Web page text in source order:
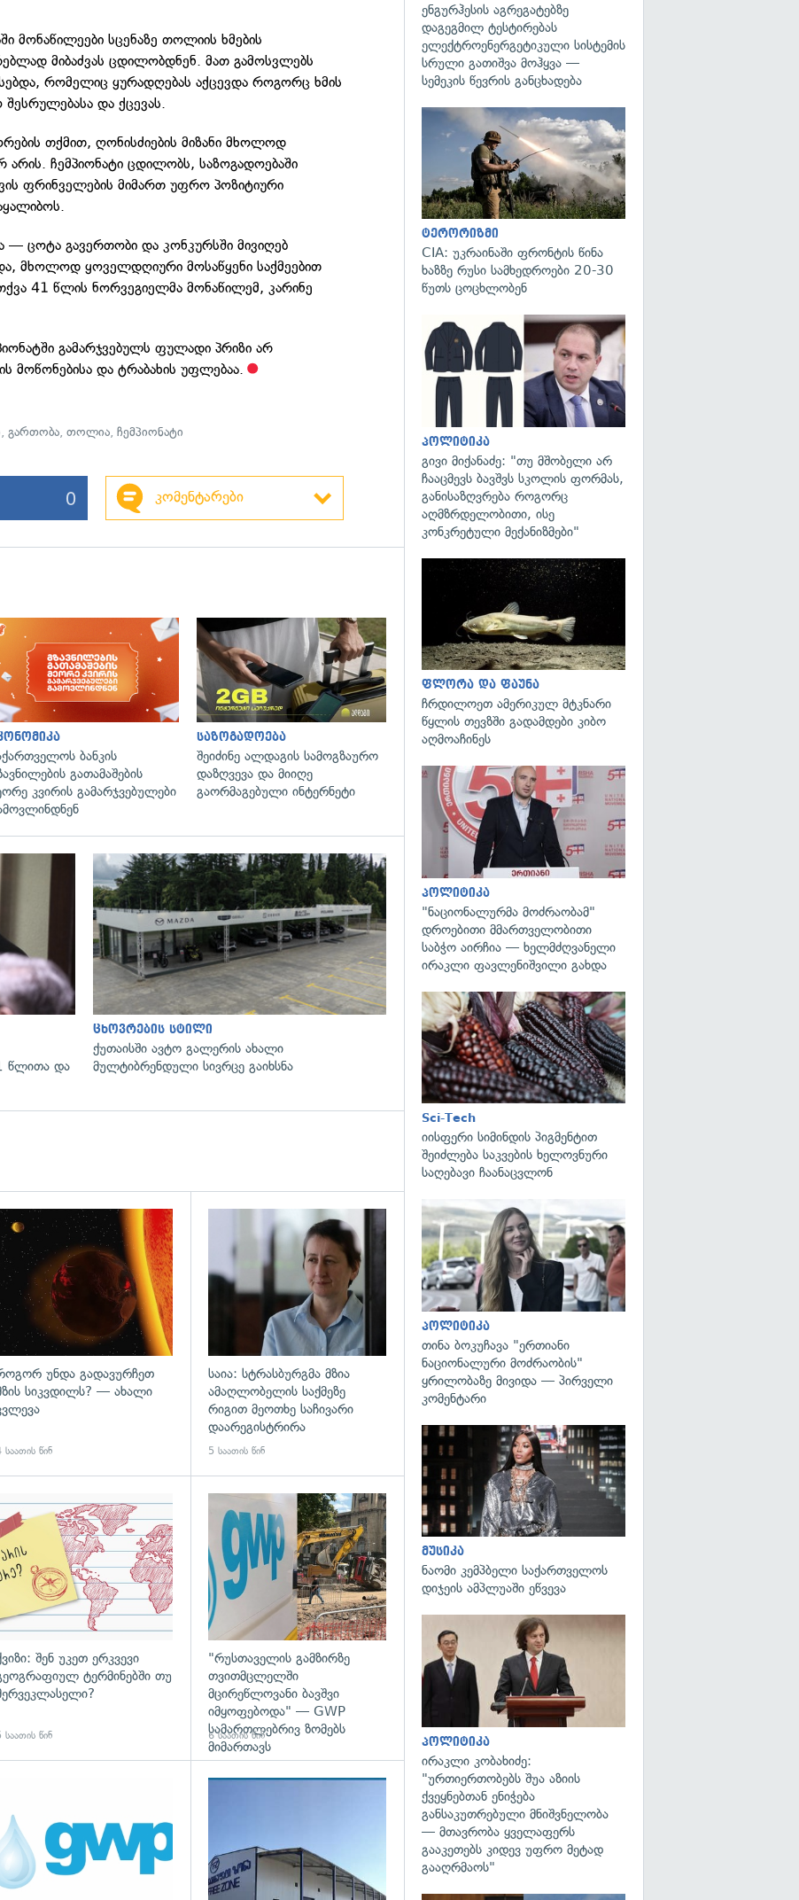
მონაწილეები სცენაზე თოლიის ხმების
მიბაძვას ცდილობდნენ. მათ გამოსვლებს
რომელიც ყურადღებას აქცევდა როგორც ხმის
შესრულებასა და ქცევას.
თქმით, ღონისძიების მიზანი მხოლოდ
ჩემპიონატი ცდილობს, საზოგადოებაში
ფრინველების მიმართ უფრო პოზიტიური
— ცოტა გავერთობი და კონკურსში მივიღებ
მხოლოდ ყოველდღიური მოსაწყენი საქმეებით
41 წლის ნორვეგიელმა მონაწილემ, კარინე
გამარჯვებულს ფულადი პრიზი არ
მოწონებისა და ტრაბახის უფლებაა.
,გართობა,თოლია,ჩემპიონატი
0 კომენტარები
ბანკის
გათამაშების
კვირის გამარჯვებულები
საზოგადოება
შეიძინე ალდაგის სამოგზაურო
დაზღვევა და მიიღე
გაორმაგებული ინტერნეტი
გადახედვა
წლითა და
ცხოვრების სტილი
ქუთაისში ავტო გალერის ახალი
მულტიბრენდული სივრცე გაიხსნა
უნდა გადავურჩეთ
სიკვდილს? — ახალი
საათის წინ
გადახედვა
საია: სტრასბურგმა მზია
ამაღლობელის საქმეზე
რიგით მეოთხე საჩივარი
დაარეგისტრირა
5 საათის წინ
შენ უკეთ ერკვევი
ტერმინებში თუ
საათის წინ
გადახედვა
"რუსთაველის გამზირზე
თვითმცლელში
მცირეწლოვანი ბავშვი
იმყოფებოდა" — GWP
სამართლებრივ ზომებს
მიმართავს
6 საათის წინ
გადახედვა
ენგურჰესის აგრეგატებზე
დაგეგმილ ტესტირებას
ელექტროენერგეტიკული სისტემის
სრული გათიშვა მოჰყვა —
სემეკის წევრის განცხადება
ტერორიზმი
CIA: უკრაინაში ფრონტის წინა
ხაზზე რუსი სამხედროები 20-30
წუთს ცოცხლობენ
პოლიტიკა
გივი მიქანაძე: "თუ მშობელი არ
ჩააცმევს ბავშვს სკოლის ფორმას,
განისაზღვრება როგორც
აღმზრდელობითი, ისე
კონკრეტული მექანიზმები"
ფლორა და ფაუნა
ჩრდილოეთ ამერიკულ მტკნარი
წყლის თევზში გადამდები კიბო
აღმოაჩინეს
პოლიტიკა
"ნაციონალურმა მოძრაობამ"
დროებითი მმართველობითი
საბჭო აირჩია — ხელმძღვანელი
ირაკლი ფავლენიშვილი გახდა
Sci-Tech
იისფერი სიმინდის პიგმენტით
შეიძლება საკვების ხელოვნური
საღებავი ჩაანაცვლონ
პოლიტიკა
თინა ბოკუჩავა "ერთიანი
ნაციონალური მოძრაობის"
ყრილობაზე მივიდა — პირველი
კომენტარი
მუსიკა
ნაომი კემპბელი საქართველოს
დიჯეის ამპლუაში ეწვევა
პოლიტიკა
ირაკლი კობახიძე:
"ურთიერთობებს შუა აზიის
ქვეყნებთან ენიჭება
განსაკუთრებული მნიშვნელობა
— მთავრობა ყველაფერს
გააკეთებს კიდევ უფრო მეტად
გააღრმაოს"